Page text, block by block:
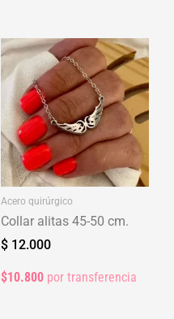
Acero quirúrgico
Collar alitas 45-50 cm.
$ 12.000
$10.800 por transferencia